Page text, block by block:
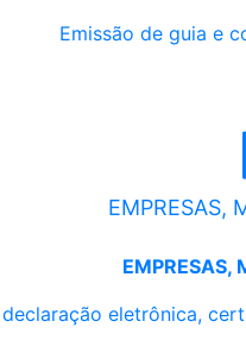
Emissão de guia e
EMPRESAS,
EMPRESAS,
eletrônica,